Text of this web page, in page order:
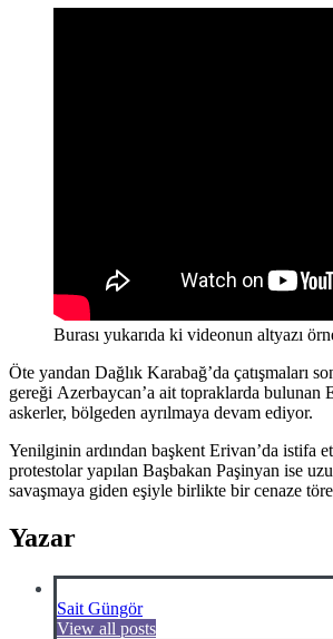
Burası yukarıda ki videonun altyazı
Öte yandan Dağlık Karabağ’da çatışmaları
gereği Azerbaycan’a ait topraklarda bulunan
askerler, bölgeden ayrılmaya devam ediyor.
Yenilginin ardından başkent Erivan’da istifa
protestolar yapılan Başbakan Paşinyan ise
savaşmaya giden eşiyle birlikte bir cenaze
Yazar
Sait Güngör
View all posts